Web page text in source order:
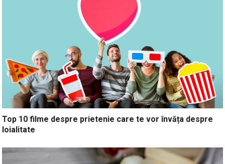
Top 10 filme despre prietenie care te vor învăța despre
loialitate